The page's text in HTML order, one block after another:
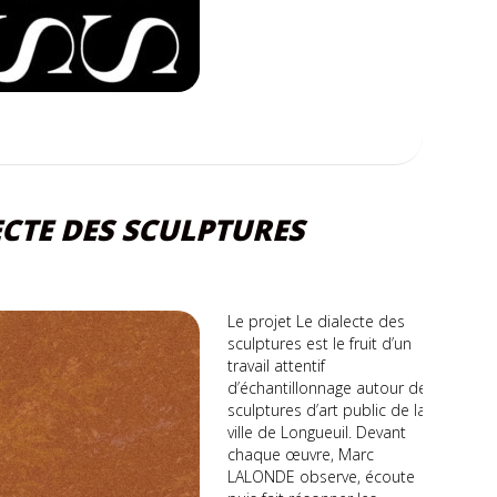
DES SCULPTURES
Le projet Le dialecte des
sculptures est le fruit d’un
travail attentif
d’échantillonnage autour de
sculptures d’art public de la
ville de Longueuil. Devant
chaque œuvre, Marc
LALONDE observe, écoute